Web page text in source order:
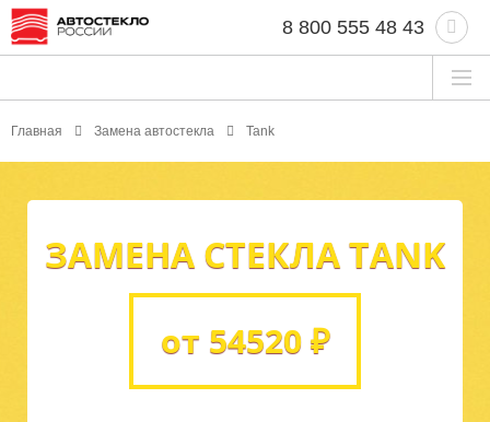
8 800 555 48 43
Главная Замена автостекла Tank
ЗАМЕНА СТЕКЛА TANK
от 54520 ₽